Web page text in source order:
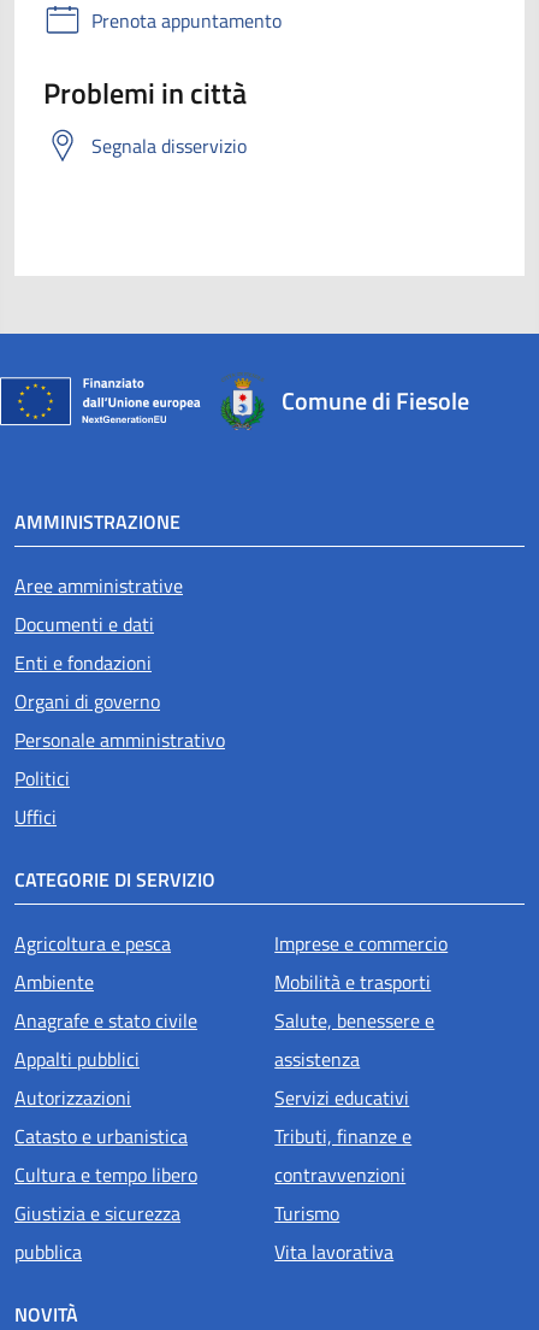
Prenota appuntamento
Problemi in città
Segnala disservizio
Comune di Fiesole
AMMINISTRAZIONE
Aree amministrative
Documenti e dati
Enti e fondazioni
Organi di governo
Personale amministrativo
Politici
Uffici
CATEGORIE DI SERVIZIO
Agricoltura e pesca
Ambiente
Anagrafe e stato civile
Appalti pubblici
Autorizzazioni
Catasto e urbanistica
Cultura e tempo libero
Giustizia e sicurezza
pubblica
Imprese e commercio
Mobilità e trasporti
Salute, benessere e
assistenza
Servizi educativi
Tributi, finanze e
contravvenzioni
Turismo
Vita lavorativa
NOVITÀ